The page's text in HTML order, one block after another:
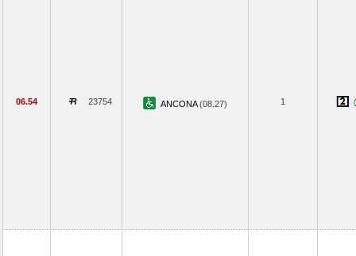
06.54 23754 ANCONA(08.27) 1